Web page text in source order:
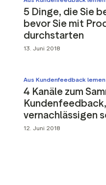
5 Dinge, die Sie
bevor Sie mit
durchstarten
13. Juni 2018
Aus Kundenfeedback lernen
4 Kanäle zum
vernachlässigen
12. Juni 2018